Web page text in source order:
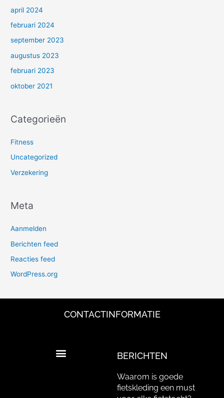
april 2024
februari 2024
september 2023
augustus 2023
februari 2023
oktober 2021
Categorieën
Fitness
Uncategorized
Verzekering
Meta
Aanmelden
Berichten feed
Reacties feed
WordPress.org
CONTACTINFORMATIE
BERICHTEN
Waarom is goede
fietskleding een must